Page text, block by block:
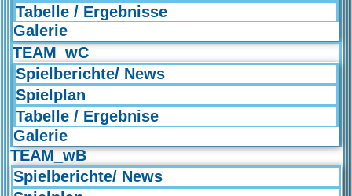
Tabelle / Ergebnisse
Galerie
TEAM_wC
Spielberichte/ News
Spielplan
Tabelle / Ergebnise
Galerie
TEAM_wB
Spielberichte/ News